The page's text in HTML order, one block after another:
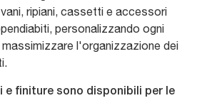
ripiani, cassetti e accessori
personalizzando ogni
l'organizzazione dei
e finiture sono disponibili per le